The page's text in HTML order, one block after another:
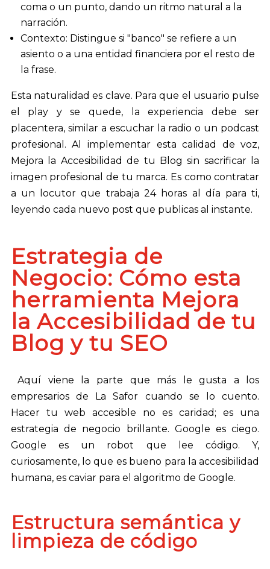
coma o un punto, dando un ritmo natural a la
narración.
Contexto: Distingue si "banco" se refiere a un
asiento o a una entidad financiera por el resto de
la frase.
Esta naturalidad es clave. Para que el usuario pulse
el play y se quede, la experiencia debe ser
placentera, similar a escuchar la radio o un podcast
profesional. Al implementar esta calidad de voz,
Mejora la Accesibilidad de tu Blog sin sacrificar la
imagen profesional de tu marca. Es como contratar
a un locutor que trabaja 24 horas al día para ti,
leyendo cada nuevo post que publicas al instante.
Estrategia de
Negocio: Cómo esta
herramienta Mejora
la Accesibilidad de tu
Blog y tu SEO
Aquí viene la parte que más le gusta a los
empresarios de La Safor cuando se lo cuento.
Hacer tu web accesible no es caridad; es una
estrategia de negocio brillante. Google es ciego.
Google es un robot que lee código. Y,
curiosamente, lo que es bueno para la accesibilidad
humana, es caviar para el algoritmo de Google.
Estructura semántica y
limpieza de código